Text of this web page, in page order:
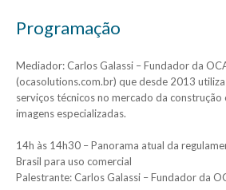
Programação
Mediador: Carlos Galassi – Fundador da
(ocasolutions.com.br) que desde 2013
serviços técnicos no mercado da construção
imagens especializadas.
14h às 14h30 – Panorama atual da
Brasil para uso comercial
Palestrante: Carlos Galassi – Fundador da